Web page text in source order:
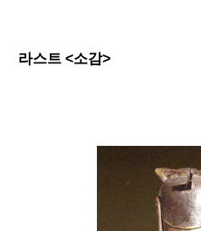
라스트 <소감>